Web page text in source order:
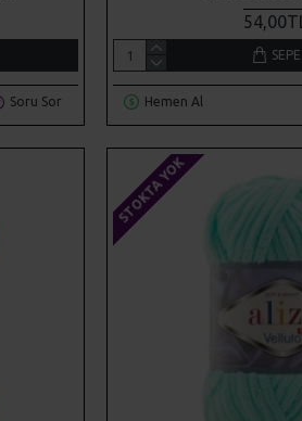
Soru Sor
54,00TL
Hemen Al
STOKTA YOK